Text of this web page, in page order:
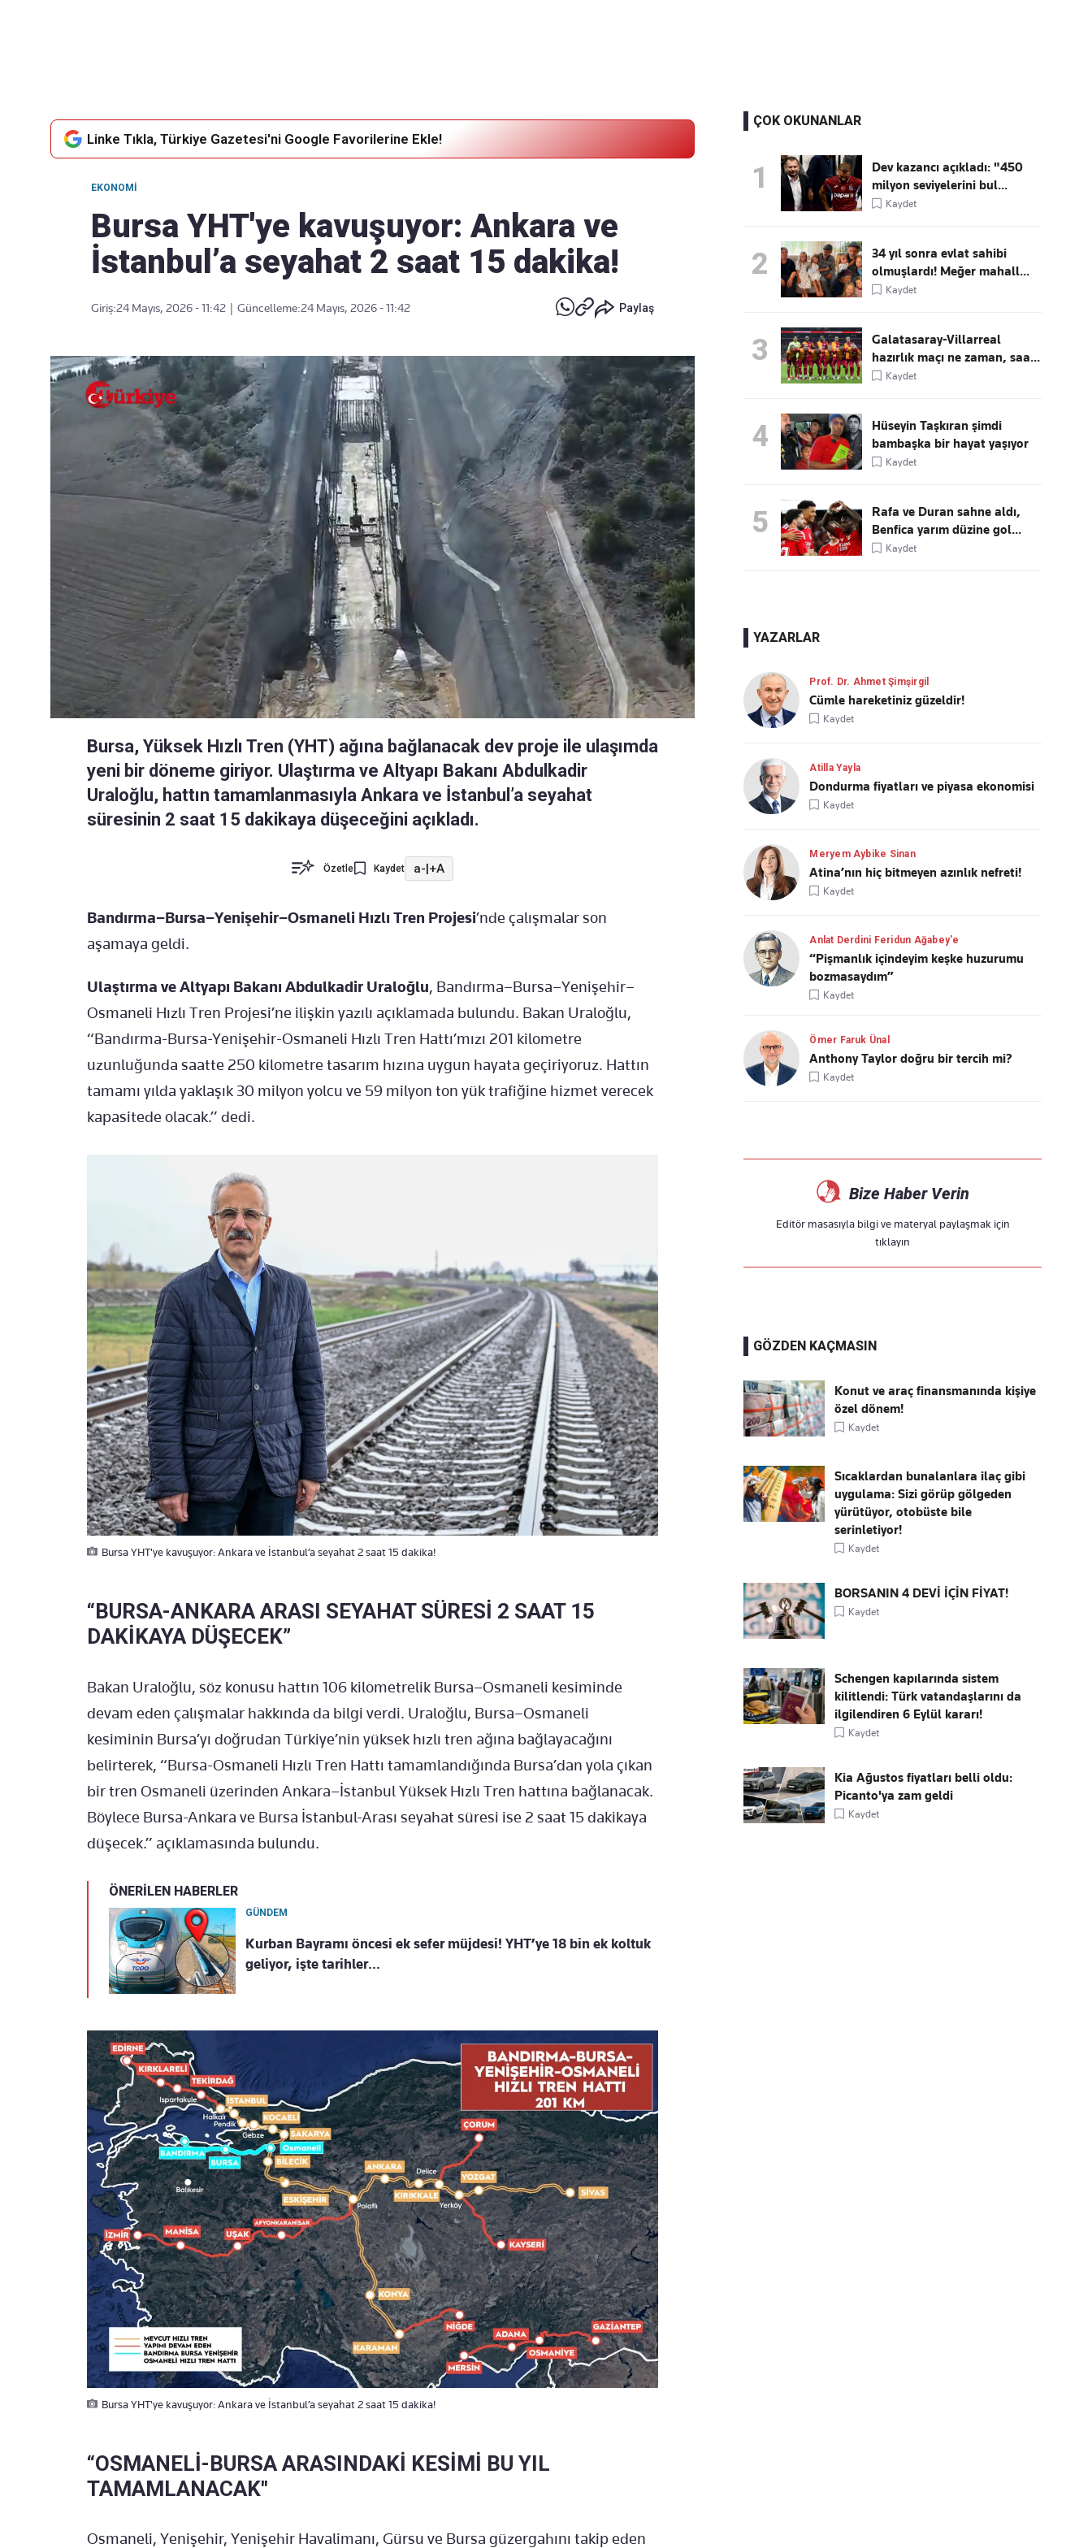
Linke Tıkla, Türkiye Gazetesi'ni Google Favorilerine Ekle!
EKONOMI
Bursa YHT'ye kavuşuyor: Ankara ve
İstanbul’a seyahat 2 saat 15 dakika!
Giriş:24 Mayıs, 2026 - 11:42 Güncelleme:24 Mayıs, 2026 - 11:42 Paylaş
Bursa, Yüksek Hızlı Tren (YHT) ağına bağlanacak dev proje ile ulaşımda
yeni bir döneme giriyor. Ulaştırma ve Altyapı Bakanı Abdulkadir
Uraloğlu, hattın tamamlanmasıyla Ankara ve İstanbul’a seyahat
süresinin 2 saat 15 dakikaya düşeceğini açıkladı.
Özetle Kaydet a-|+A
Bandırma–Bursa–Yenişehir–Osmaneli Hızlı Tren Projesi’nde çalışmalar son
aşamaya geldi.
Ulaştırma ve Altyapı Bakanı Abdulkadir Uraloğlu, Bandırma–Bursa–Yenişehir–
Osmaneli Hızlı Tren Projesi’ne ilişkin yazılı açıklamada bulundu. Bakan Uraloğlu,
“Bandırma-Bursa-Yenişehir-Osmaneli Hızlı Tren Hattı’mızı 201 kilometre
uzunluğunda saatte 250 kilometre tasarım hızına uygun hayata geçiriyoruz. Hattın
tamamı yılda yaklaşık 30 milyon yolcu ve 59 milyon ton yük trafiğine hizmet verecek
kapasitede olacak.” dedi.
Bursa YHT'ye kavuşuyor: Ankara ve İstanbul’a seyahat 2 saat 15 dakika!
“BURSA-ANKARA ARASI SEYAHAT SÜRESİ 2 SAAT 15
DAKİKAYA DÜŞECEK”
Bakan Uraloğlu, söz konusu hattın 106 kilometrelik Bursa–Osmaneli kesiminde
devam eden çalışmalar hakkında da bilgi verdi. Uraloğlu, Bursa–Osmaneli
kesiminin Bursa’yı doğrudan Türkiye’nin yüksek hızlı tren ağına bağlayacağını
belirterek, “Bursa-Osmaneli Hızlı Tren Hattı tamamlandığında Bursa’dan yola çıkan
bir tren Osmaneli üzerinden Ankara–İstanbul Yüksek Hızlı Tren hattına bağlanacak.
Böylece Bursa-Ankara ve Bursa İstanbul-Arası seyahat süresi ise 2 saat 15 dakikaya
düşecek.” açıklamasında bulundu.
ÖNERİLEN HABERLER
GÜNDEM
Kurban Bayramı öncesi ek sefer müjdesi! YHT’ye 18 bin ek koltuk
geliyor, işte tarihler…
Bursa YHT'ye kavuşuyor: Ankara ve İstanbul’a seyahat 2 saat 15 dakika!
“OSMANELİ-BURSA ARASINDAKİ KESİMİ BU YIL
TAMAMLANACAK"
Osmaneli, Yenişehir, Yenişehir Havalimanı, Gürsu ve Bursa güzergahını takip eden
ÇOK OKUNANLAR
1
Dev kazancı açıkladı: "450
milyon seviyelerini bul...
Kaydet
2
34 yıl sonra evlat sahibi
olmuşlardı! Meğer mahall...
Kaydet
3
Galatasaray-Villarreal
hazırlık maçı ne zaman, saa...
Kaydet
4
Hüseyin Taşkıran şimdi
bambaşka bir hayat yaşıyor
Kaydet
5
Rafa ve Duran sahne aldı,
Benfica yarım düzine gol...
Kaydet
YAZARLAR
Prof. Dr. Ahmet Şimşirgil
Cümle hareketiniz güzeldir!
Kaydet
Atilla Yayla
Dondurma fiyatları ve piyasa ekonomisi
Kaydet
Meryem Aybike Sinan
Atina’nın hiç bitmeyen azınlık nefreti!
Kaydet
Anlat Derdini Feridun Ağabey'e
“Pişmanlık içindeyim keşke huzurumu
bozmasaydım”
Kaydet
Ömer Faruk Ünal
Anthony Taylor doğru bir tercih mi?
Kaydet
Bize Haber Verin
Editör masasıyla bilgi ve materyal paylaşmak için
tıklayın
GÖZDEN KAÇMASIN
Konut ve araç finansmanında kişiye
özel dönem!
Kaydet
Sıcaklardan bunalanlara ilaç gibi
uygulama: Sizi görüp gölgeden
yürütüyor, otobüste bile
serinletiyor!
Kaydet
BORSANIN 4 DEVİ İÇİN FİYAT!
Kaydet
Schengen kapılarında sistem
kilitlendi: Türk vatandaşlarını da
ilgilendiren 6 Eylül kararı!
Kaydet
Kia Ağustos fiyatları belli oldu:
Picanto'ya zam geldi
Kaydet